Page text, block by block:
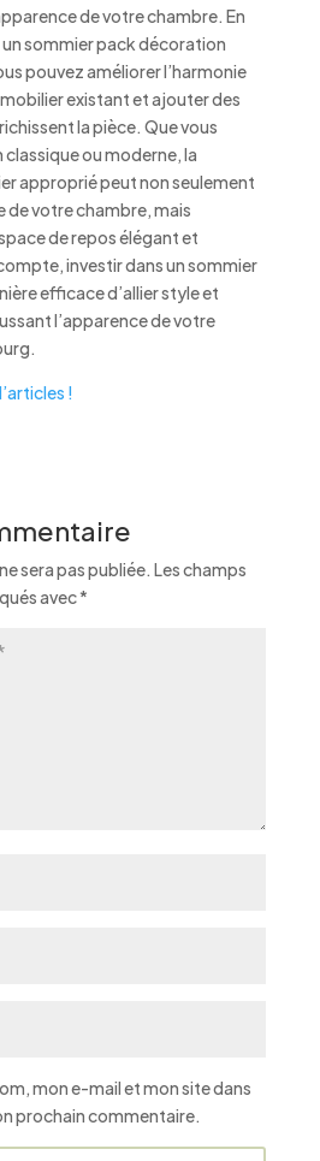
de votre chambre. En
sommier pack décoration
pouvez améliorer l’harmonie
existant et ajouter des
la pièce. Que vous
ou moderne, la
approprié peut non seulement
de votre chambre, mais
de repos élégant et
investir dans un sommier
efficace d’allier style et
l’apparence de votre
!
sera pas publiée. Les champs
avec*
mon e-mail et mon site dans
prochain commentaire.